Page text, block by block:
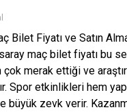
Bilet Fiyatı ve Satın
maç bilet fiyatı bu
çok merak ettiği ve
Spor etkinlikleri hem
büyük zevk verir.